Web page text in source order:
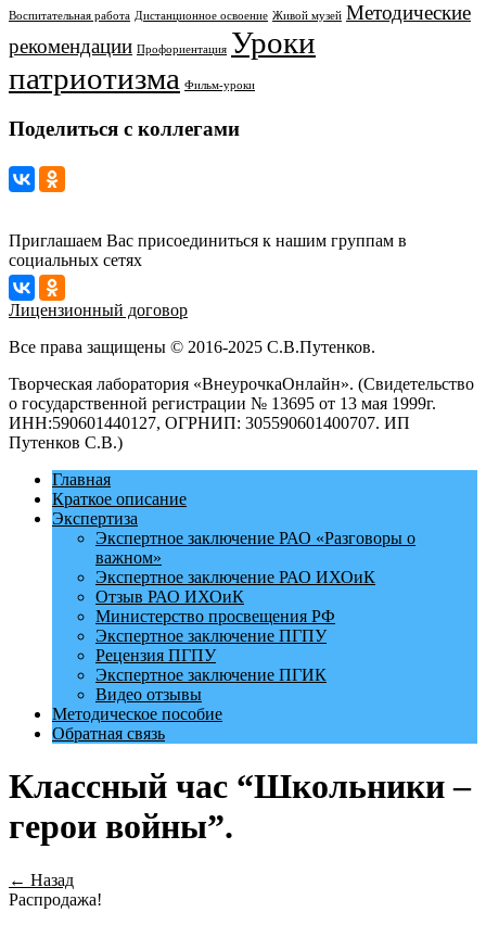
Воспитательная работа Дистанционное освоение Живой музей Методические
рекомендации Профориентация Уроки
патриотизма Фильм-уроки
Поделиться с коллегами
Приглашаем Вас присоединиться к нашим группам в
социальных сетях
Лицензионный договор
Все права защищены © 2016-2025 С.В.Путенков.
Творческая лаборатория «ВнеурочкаОнлайн». (Свидетельство
о государственной регистрации № 13695 от 13 мая 1999г.
ИНН:590601440127, ОГРНИП: 305590601400707. ИП
Путенков С.В.)
Главная
Краткое описание
Экспертиза
Экспертное заключение РАО «Разговоры о
важном»
Экспертное заключение РАО ИХОиК
Отзыв РАО ИХОиК
Министерство просвещения РФ
Экспертное заключение ПГПУ
Рецензия ПГПУ
Экспертное заключение ПГИК
Видео отзывы
Методическое пособие
Обратная связь
Классный час “Школьники –
герои войны”.
← Назад
Распродажа!